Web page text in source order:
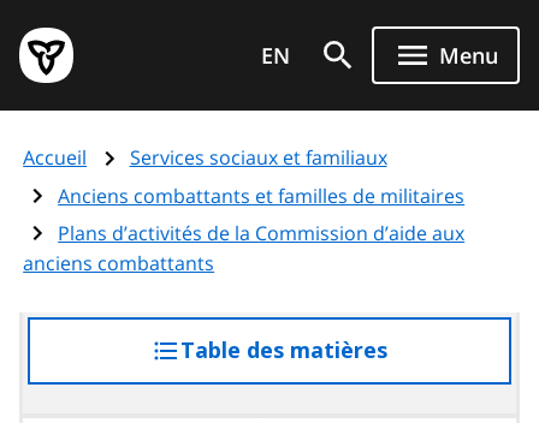
au
contenu
principal
Page
d'accueil
de
l'Ontario
EN Menu
Accueil
Services sociaux et familiaux
Anciens combattants et familles de militaires
Plans d’activités de la Commission d’aide aux
anciens combattants
Table des matières
à